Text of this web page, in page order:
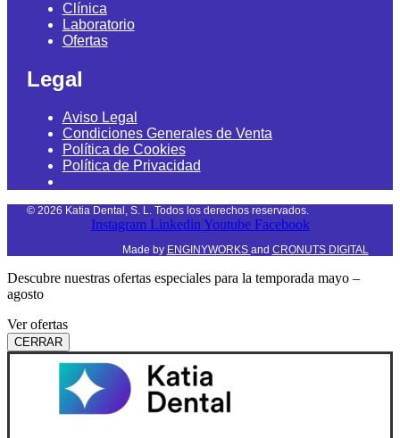
Clínica
Laboratorio
Ofertas
Legal
Aviso Legal
Condiciones Generales de Venta
Política de Cookies
Política de Privacidad
© 2026 Katia Dental, S. L. Todos los derechos reservados.
Instagram Linkedin Youtube Facebook
Made by ENGINYWORKS and CRONUTS DIGITAL
Descubre nuestras ofertas especiales para la temporada mayo –
agosto
Ver ofertas
CERRAR